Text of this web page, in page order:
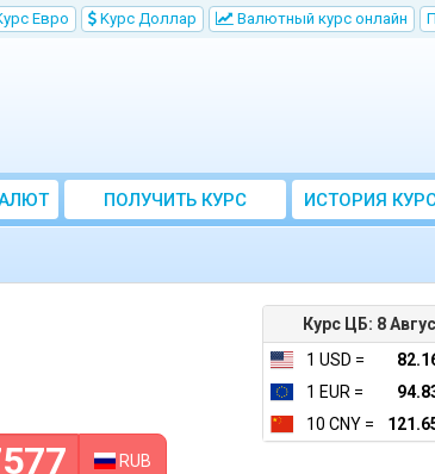
Евро Kурс Доллар Bалютный курс онлайн
ПОЛУЧИТЬ КУРС
ВАЛЮТ ЦБ
ИСТОРИЯ
ЦБ
Курс ЦБ: 8
1 USD =
1 EUR =
10 CNY =
RUB